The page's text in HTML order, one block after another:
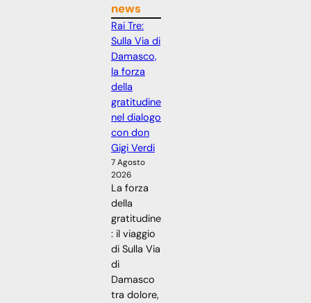
news
Rai Tre:
Sulla Via di
Damasco,
la forza
della
gratitudine
nel dialogo
con don
Gigi Verdi
7 Agosto
2026
La forza
della
gratitudine
: il viaggio
di Sulla Via
di
Damasco
tra dolore,